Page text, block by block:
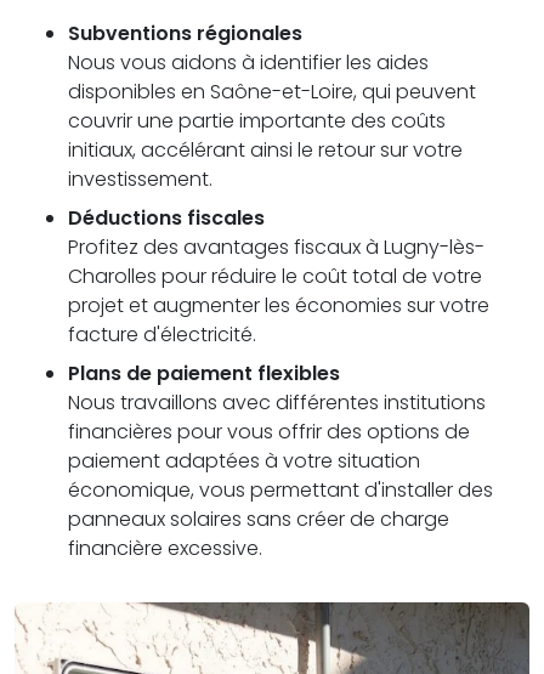
Subventions régionales
Nous vous aidons à identifier les aides
disponibles en Saône-et-Loire, qui peuvent
couvrir une partie importante des coûts
initiaux, accélérant ainsi le retour sur votre
investissement.
Déductions fiscales
Profitez des avantages fiscaux à Lugny-lès-
Charolles pour réduire le coût total de votre
projet et augmenter les économies sur votre
facture d'électricité.
Plans de paiement flexibles
Nous travaillons avec différentes institutions
financières pour vous offrir des options de
paiement adaptées à votre situation
économique, vous permettant d'installer des
panneaux solaires sans créer de charge
financière excessive.